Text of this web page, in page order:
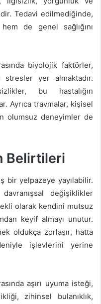
Tedavi edilmediğinde,
de genel sağlığını
biyolojik faktörler,
yer almaktadır.
bu hastalığın
Ayrıca travmalar, kişisel
olumsuz deneyimler de
Belirtileri
bir yelpazeye yayılabilir.
değişiklikler
olarak kendini mutsuz
keyif almayı unutur.
oldukça zorlaşır, hatta
işlevlerini yerine
aşırı uyuma isteği,
zihinsel bulanıklık,